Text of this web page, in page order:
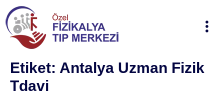
Etiket: Antalya Uzman Fizik
Tdavi